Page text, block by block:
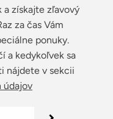
a získajte zľavový
za čas Vám
ponuky.
a kedykoľvek sa
nájdete v sekcii
údajov